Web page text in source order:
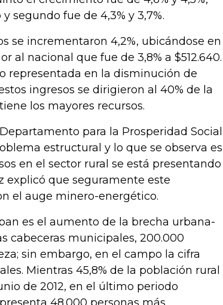
segundo fue de 4,3% y 3,7%.
se incrementaron 4,2%, ubicándose en
al nacional que fue de 3,8% a $512.640.
representada en la disminución de
ingresos se dirigieron al 40% de la
los mayores recursos.
para la Prosperidad Social
estructural y lo que se observa es
en el sector rural se está presentando
explicó que seguramente este
el auge minero-energético.
es el aumento de la brecha urbana-
cabeceras municipales, 200.000
sin embargo, en el campo la cifra
Mientras 45,8% de la población rural
de 2012, en el último periodo